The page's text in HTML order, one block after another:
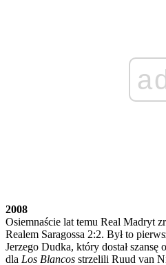
2008
Osiemnaście lat temu Real Madryt
Realem Saragossa 2:2. Był to
Jerzego Dudka, który dostał szansę
dla Los Blancos strzelili Ruud van